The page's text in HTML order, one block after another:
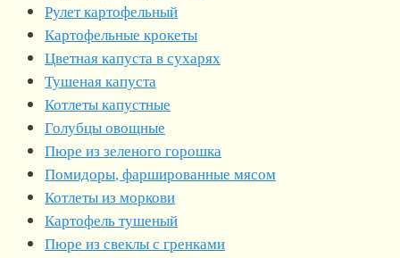
Рулет картофельный
Картофельные крокеты
Цветная капуста в сухарях
Тушеная капуста
Котлеты капустные
Голубцы овощные
Пюре из зеленого горошка
Помидоры, фаршированные мясом
Котлеты из моркови
Картофель тушеный
Пюре из свеклы с гренками